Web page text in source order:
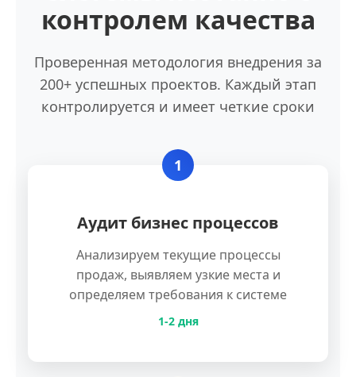
контролем качества
Проверенная методология внедрения за
200+ успешных проектов. Каждый этап
контролируется и имеет четкие сроки
1
Аудит бизнес процессов
Анализируем текущие процессы
продаж, выявляем узкие места и
определяем требования к системе
1-2 дня